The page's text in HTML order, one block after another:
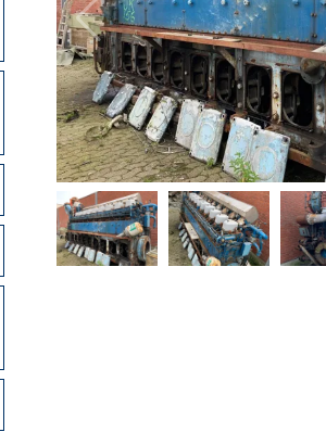
Dropdown
Dropdown
Dropdown
Dropdown
Dropdown
Dropdown